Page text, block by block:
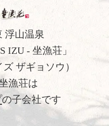
浮山温泉
IZU - 坐漁荘」
ザギョソウ）
漁荘は
の子会社です
報
体験
案内
ラリー
泊プラン
わせ